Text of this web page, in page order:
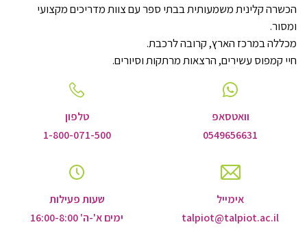
הכשרה קלינית משמעותית בבתי ספר עם צוות מדריכים מקצועי
ומסור.
מכללה במרכז הארץ, קרובה לרכבת.
חיי קמפוס עשירים, הרצאות מרתקות וסיורים.
וואטסאפ
0549656631
טלפון
1-800-071-500
אימייל
talpiot@talpiot.ac.il
שעות פעילות
ימים א'-ה' 16:00-8:00